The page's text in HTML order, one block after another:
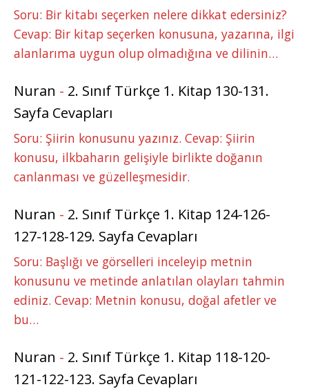
Soru: Bir kitabı seçerken nelere dikkat edersiniz?
Cevap: Bir kitap seçerken konusuna, yazarına, ilgi
alanlarıma uygun olup olmadığına ve dilinin…
Nuran - 2. Sınıf Türkçe 1. Kitap 130-131.
Sayfa Cevapları
Soru: Şiirin konusunu yazınız. Cevap: Şiirin
konusu, ilkbaharın gelişiyle birlikte doğanın
canlanması ve güzelleşmesidir.
Nuran - 2. Sınıf Türkçe 1. Kitap 124-126-
127-128-129. Sayfa Cevapları
Soru: Başlığı ve görselleri inceleyip metnin
konusunu ve metinde anlatılan olayları tahmin
ediniz. Cevap: Metnin konusu, doğal afetler ve
bu…
Nuran - 2. Sınıf Türkçe 1. Kitap 118-120-
121-122-123. Sayfa Cevapları